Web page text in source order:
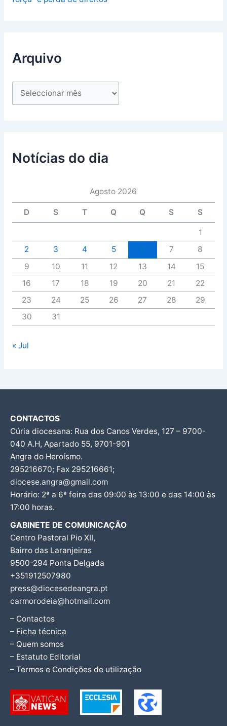
Arquivo
Notícias do dia
Agosto 2026
D S T Q Q S S
1
2
3 4 5 7
8
9
10 11 12 13 14
15
16
17 18 19 20 21
22
23
24 25 26 27 28
29
30
31
« Jul
CONTACTOS
Cúria diocesana: Rua dos Canos Verdes, 127 – 9700-
040 A.H, Apartado 55, 9701-901
Angra do Heroísmo.
295216670; Fax 295216661;
diocese.angra@gmail.com
Horário: 2ª a 6ª feira das 09:00 às 13:00 e das 14:00 às
17:00 horas.
GABINETE DE COMUNICAÇÃO
Centro Pastoral Pio XII,
Bairro das Laranjeiras
9500-294 Ponta Delgada
+351912507980
press@diocesedeangra.pt
carmorodeia@hotmail.com
– Contactos
– Ficha técnica
– Quem somos
– Estatuto Editorial
– Termos e Condições de utilização